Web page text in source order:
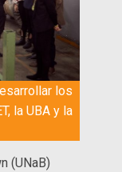
los
la UBA y la
(UNaB)